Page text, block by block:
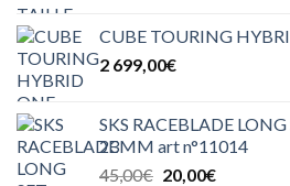
CUBE TOURING
2 699,00€
SKS RACEBLADE
23MM art n°11014
45,00€ Le
20,00€Le